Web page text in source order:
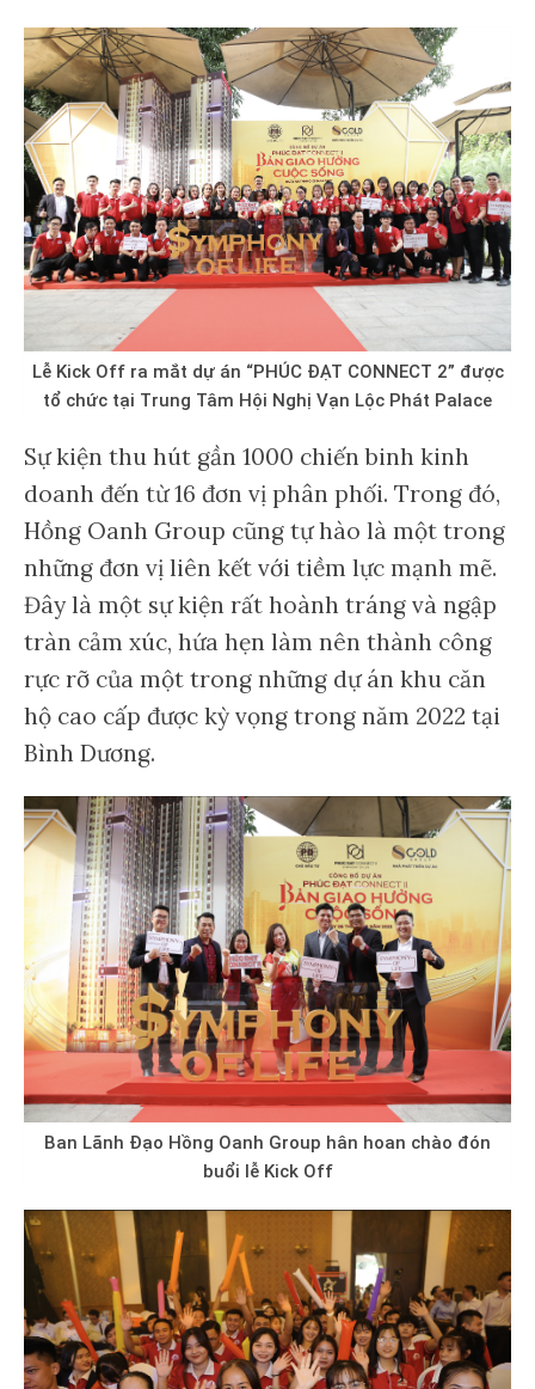
Lễ Kick Off ra mắt dự án “PHÚC ĐẠT CONNECT 2” được
tổ chức tại Trung Tâm Hội Nghị Vạn Lộc Phát Palace
Sự kiện thu hút gần 1000 chiến binh kinh
doanh đến từ 16 đơn vị phân phối. Trong đó,
Hồng Oanh Group cũng tự hào là một trong
những đơn vị liên kết với tiềm lực mạnh mẽ.
Đây là một sự kiện rất hoành tráng và ngập
tràn cảm xúc, hứa hẹn làm nên thành công
rực rỡ của một trong những dự án khu căn
hộ cao cấp được kỳ vọng trong năm 2022 tại
Bình Dương.
Ban Lãnh Đạo Hồng Oanh Group hân hoan chào đón
buổi lễ Kick Off